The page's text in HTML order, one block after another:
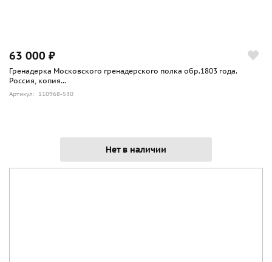
63 000 ₽
Гренадерка Московского гренадерского полка обр.1803 года.
Россия, копия...
Артикул: 110968-530
Нет в наличии